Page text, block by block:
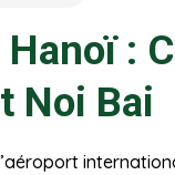
:
Noi Bai